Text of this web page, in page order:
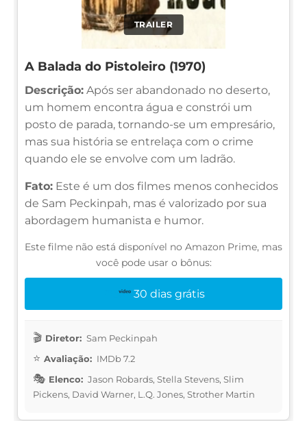
TRAILER
A Balada do Pistoleiro (1970)
Descrição: Após ser abandonado no deserto,
um homem encontra água e constrói um
posto de parada, tornando-se um empresário,
mas sua história se entrelaça com o crime
quando ele se envolve com um ladrão.
Fato: Este é um dos filmes menos conhecidos
de Sam Peckinpah, mas é valorizado por sua
abordagem humanista e humor.
Este filme não está disponível no Amazon Prime, mas
você pode usar o bônus:
30 dias grátis
Diretor: Sam Peckinpah
Avaliação: IMDb 7.2
Elenco: Jason Robards, Stella Stevens, Slim
Pickens, David Warner, L.Q. Jones, Strother Martin